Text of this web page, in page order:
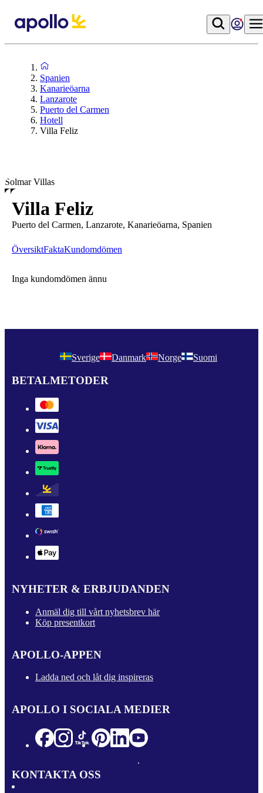
Spanien
Kanarieöarna
Lanzarote
Puerto del Carmen
Hotell
Villa Feliz
Solmar Villas
Villa Feliz
Puerto del Carmen, Lanzarote, Kanarieöarna, Spanien
ÖversiktFaktaKundomdömen
Inga kundomdömen ännu
Sverige Danmark Norge Suomi
BETALMETODER
NYHETER & ERBJUDANDEN
Anmäl dig till vårt nyhetsbrev här
Köp presentkort
APOLLO-APPEN
Ladda ned och låt dig inspireras
APOLLO I SOCIALA MEDIER
KONTAKTA OSS